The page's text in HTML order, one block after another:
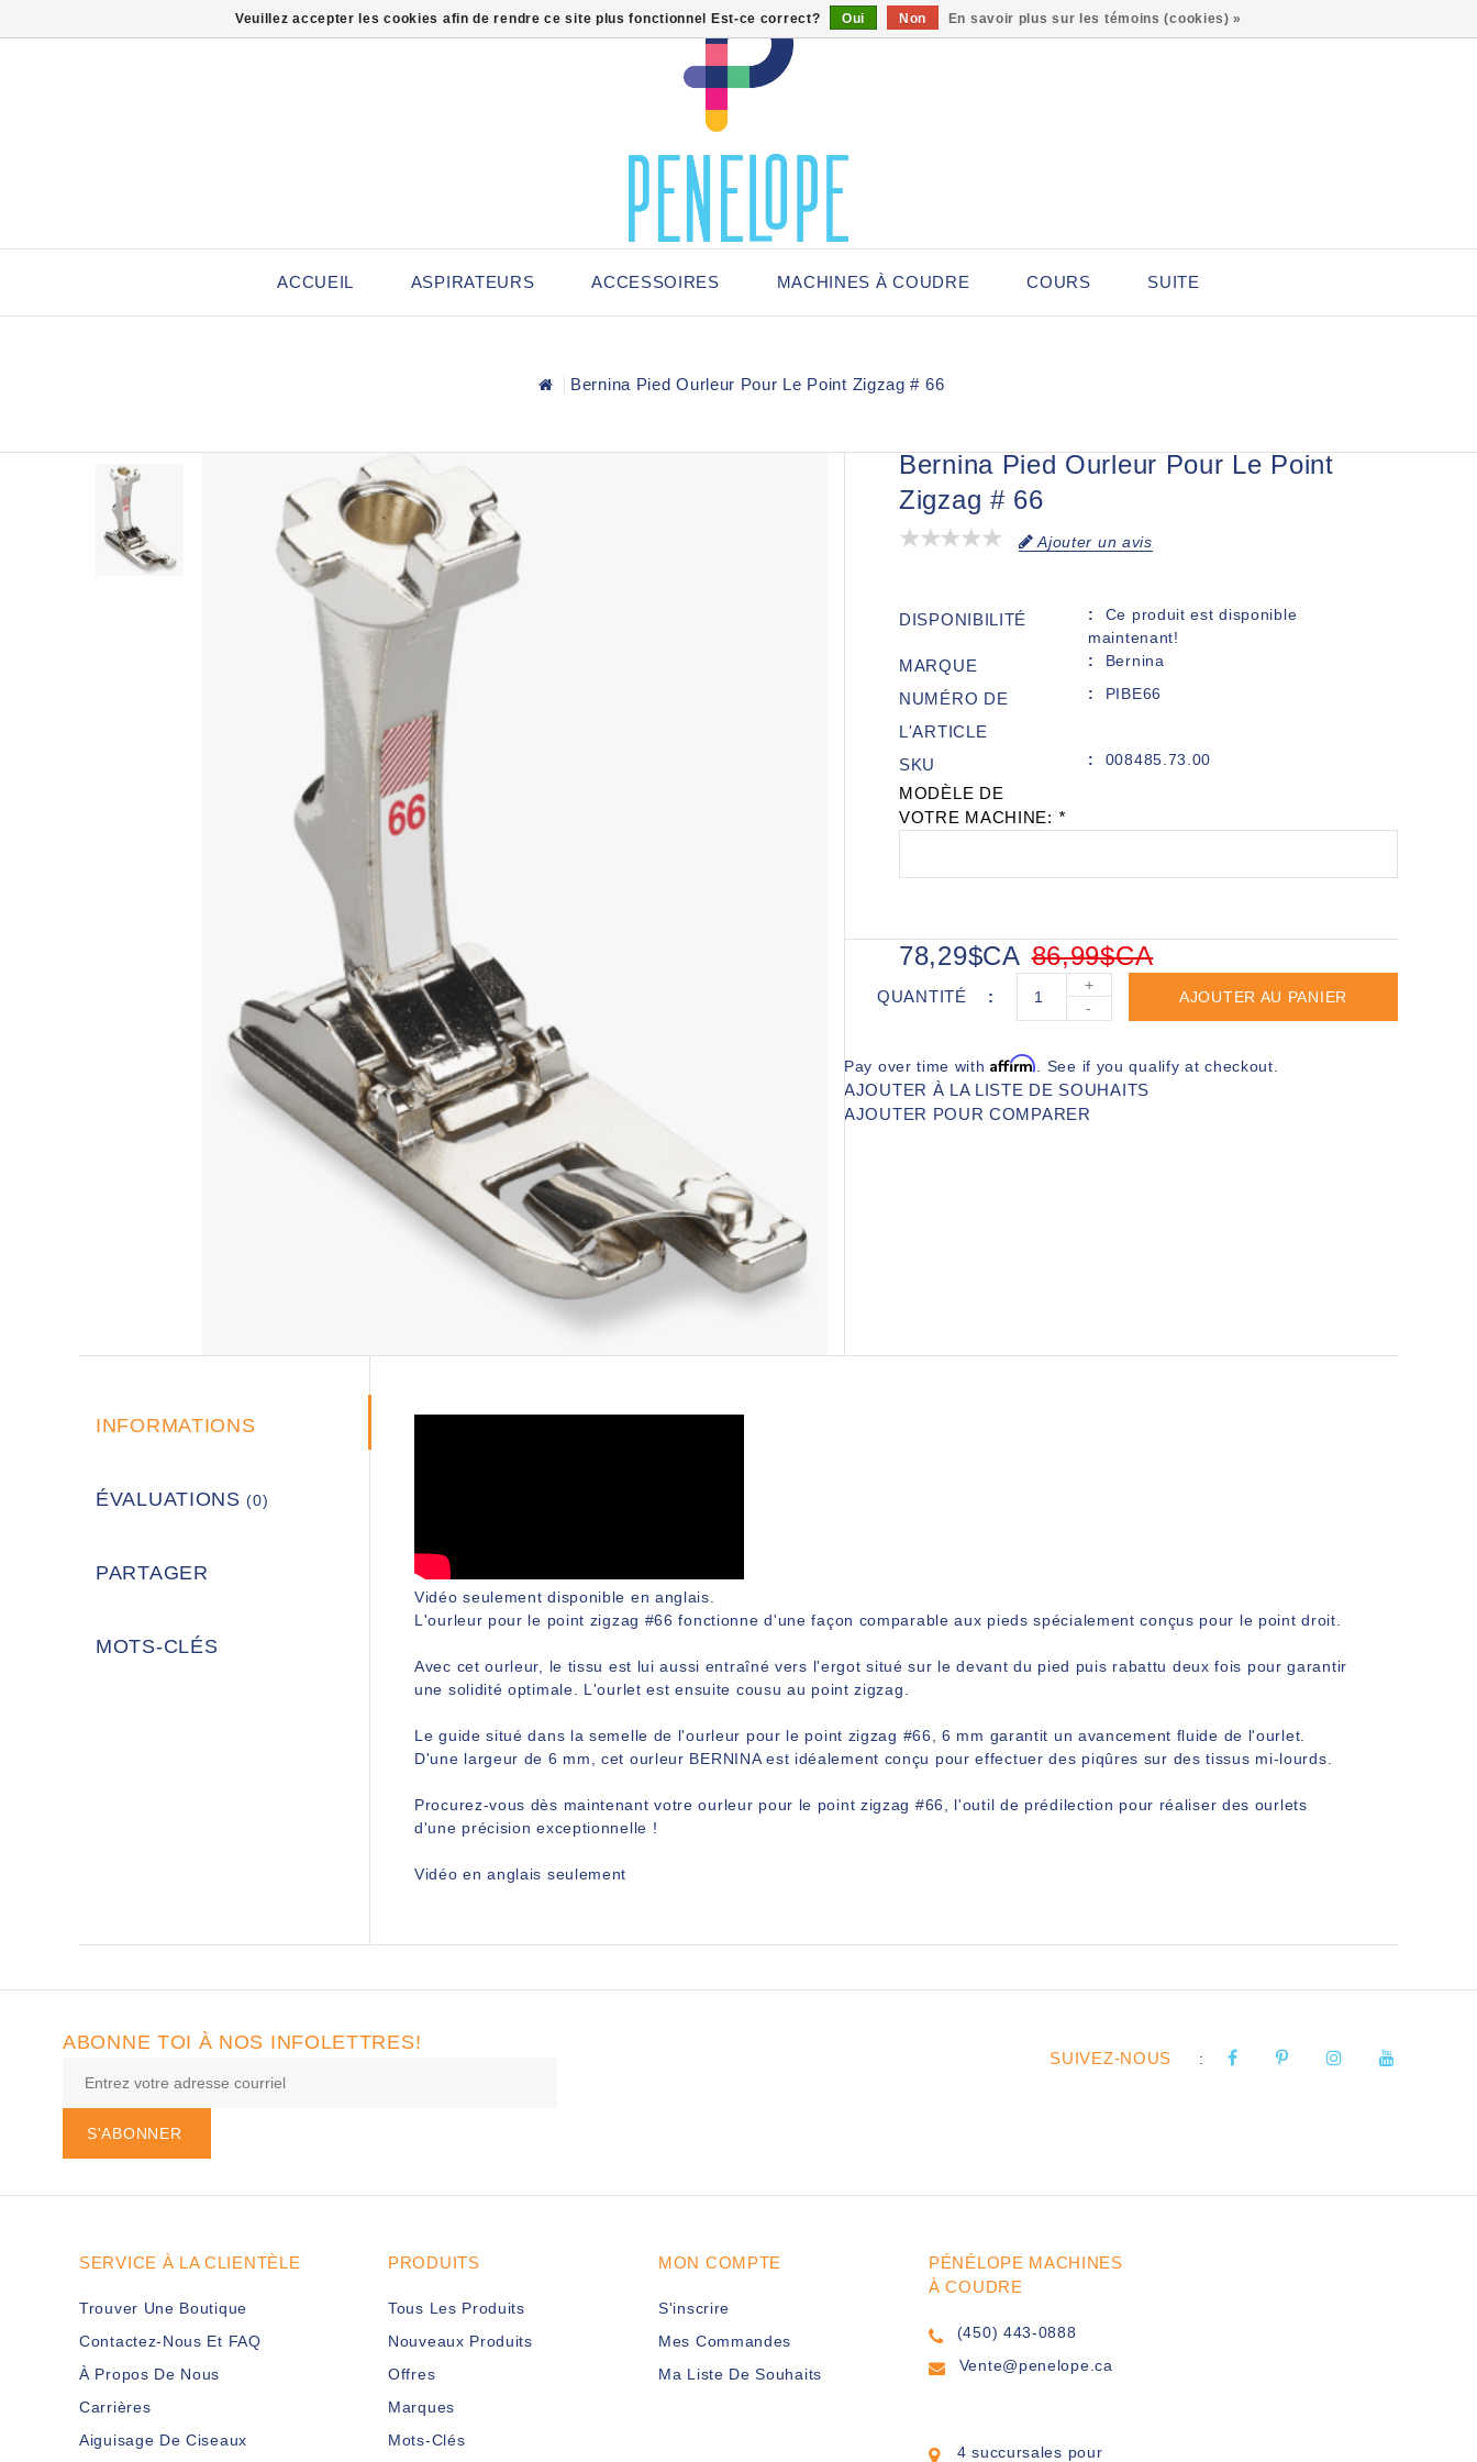
ACCUEIL ASPIRATEURS ACCESSOIRES MACHINES À COUDRE COURS SUITE
Bernina Pied Ourleur Pour Le Point Zigzag # 66
Bernina Pied Ourleur Pour Le Point
Zigzag # 66
Ajouter un avis
DISPONIBILITÉ
Ce produit est disponible
maintenant!
MARQUE Bernina
NUMÉRO DE
L'ARTICLE
PIBE66
SKU 008485.73.00
MODÈLE DE
VOTRE MACHINE: *
86,99$CA
78,29$CA
QUANTITÉ
+
-
AJOUTER AU PANIER
Pay over time withAffirm . See if you qualify at checkout.
AJOUTER À LA LISTE DE SOUHAITS
AJOUTER POUR COMPARER
INFORMATIONS
ÉVALUATIONS(0)
PARTAGER
MOTS-CLÉS
Vidéo seulement disponible en anglais.
L'ourleur pour le point zigzag #66 fonctionne d'une façon comparable aux pieds spécialement conçus pour le point droit.
Avec cet ourleur, le tissu est lui aussi entraîné vers l'ergot situé sur le devant du pied puis rabattu deux fois pour garantir
une solidité optimale. L'ourlet est ensuite cousu au point zigzag.
Le guide situé dans la semelle de l'ourleur pour le point zigzag #66, 6 mm garantit un avancement fluide de l'ourlet.
D'une largeur de 6 mm, cet ourleur BERNINA est idéalement conçu pour effectuer des piqûres sur des tissus mi-lourds.
Procurez-vous dès maintenant votre ourleur pour le point zigzag #66, l'outil de prédilection pour réaliser des ourlets
d'une précision exceptionnelle !
Vidéo en anglais seulement
ABONNE TOI À NOS INFOLETTRES!
S'ABONNER
SUIVEZ-NOUS :
SERVICE À LA CLIENTÈLE
Trouver Une Boutique
Contactez-Nous Et FAQ
À Propos De Nous
Carrières
Aiguisage De Ciseaux
PRODUITS
Tous Les Produits
Nouveaux Produits
Offres
Marques
Mots-Clés
MON COMPTE
S'inscrire
Mes Commandes
Ma Liste De Souhaits
PÉNÉLOPE MACHINES
À COUDRE
(450) 443-0888
Vente@penelope.ca
4 succursales pour
Veuillez accepter les cookies afin de rendre ce site plus fonctionnel Est-ce correct? Oui Non En savoir plus sur les témoins (cookies) »